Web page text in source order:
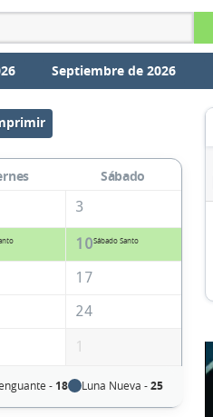
Septiembre de 2026
Sábado
3
10Sábado Santo
17
24
1
- 18 Luna Nueva -25